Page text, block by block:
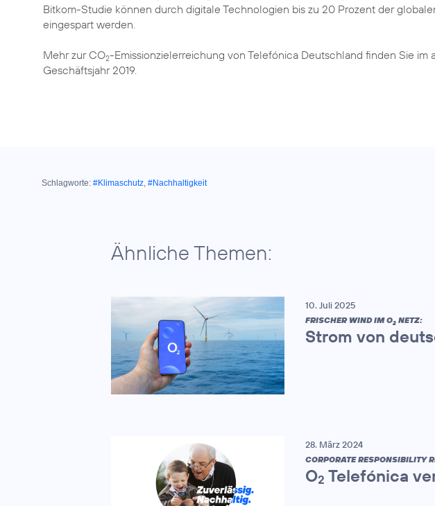
Bitkom-Studie können durch digitale Technologien bis zu 20 Prozent der
eingespart werden.
Mehr zur CO2-Emissionzielerreichung von Telefónica Deutschland finden Sie im
Geschäftsjahr 2019
Schlagworte: #Klimaschutz, #Nachhaltigkeit
Ähnliche Themen:
10. Juli 2025
FRISCHER WIND IM O2 NETZ:
Strom von
28. März 2024
CORPORATE RESPONSIBILITY
O2 Telefónica